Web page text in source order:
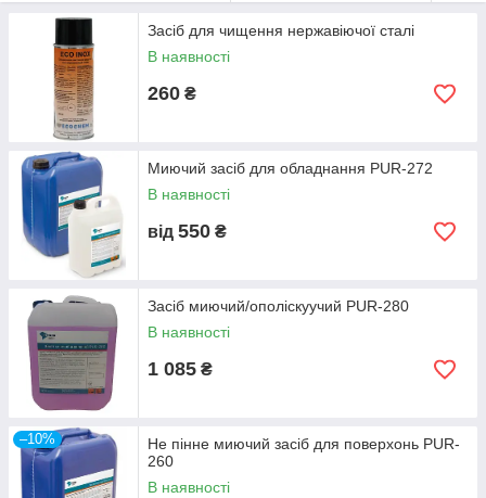
Стінки пароконвектоматів досить складно відмивати з
внутрішньої сторони. Стандартні засоби не завжди
справляються з цим завданням. Очистити поверхню камери
після копчення і смаження можна за допомогою спеціальних
миючих засобів, які знаходяться в нашому онлайн-каталозі.
Наприклад, ви можете дізнатися
засіб для печей, грилів S. EX.A 5027, або ж замовити розчин
від накипу Its Water Pur-210.
Такі засоби набагато ефективніше застарілих універсальних
аналогів, оскільки вони призначені для виконання
конкретного спектру певних завдань. Крім того, вони
Миючі засоби від нашого інтернет-магазину дозволяють:
якісно видалити накип;
виключити ризик її подальшої освіти в пристроях;
пом'якшити воду;
знизити поверхневий натяг води;
нейтралізувати луг і багато іншого.
Ці розчини можна сміливо назвати висококонцентрованими,
Засіб для чищення нержавіючої сталі
В наявності
260 ₴
Миючий засіб для обладнання PUR-272
В наявності
від 550 ₴
Засіб миючий/ополіскуучий PUR-280
В наявності
1 085 ₴
–10%
Не пінне миючий засіб для поверхонь PUR-
260
В наявності